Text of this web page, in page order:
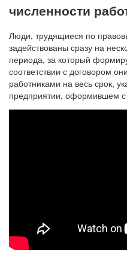
численности
Люди, трудящиеся по
задействованы сразу на
периода, за который
соответствии с договором
работниками на весь срок,
предприятии, оформившем